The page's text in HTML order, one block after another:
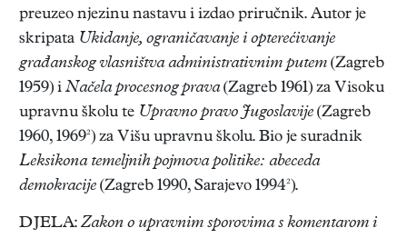
preuzeo njezinu nastavu i izdao priručnik. Autor je
skripata Ukidanje, ograničavanje i opterećivanje
građanskog vlasništva administrativnim putem (Zagreb
1959) i Načela procesnog prava(Zagreb 1961) za Visoku
upravnu školu te Upravno pravo Jugoslavije (Zagreb
1960, 1969²) za Višu upravnu školu. Bio je suradnik
Leksikona temeljnih pojmova politike: abeceda
demokracije (Zagreb 1990, Sarajevo 1994²).
DJELA: Zakon o upravnim sporovima s komentarom i